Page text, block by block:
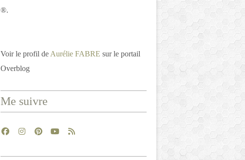
®.
Voir le profil de Aurélie FABRE sur le portail
Overblog
Me suivre